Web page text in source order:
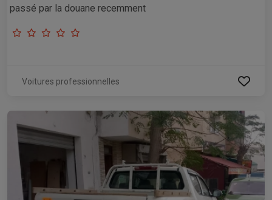
passé par la douane recemment
Voitures professionnelles